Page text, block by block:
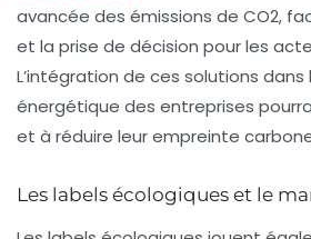
avancée des émissions de CO2,
et la prise de décision pour les
L’intégration de ces solutions
énergétique des entreprises
et à réduire leur empreinte
Les labels écologiques et le